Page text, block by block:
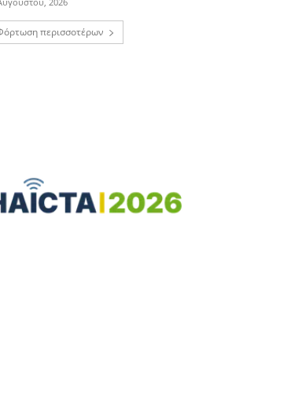
περισσοτέρων